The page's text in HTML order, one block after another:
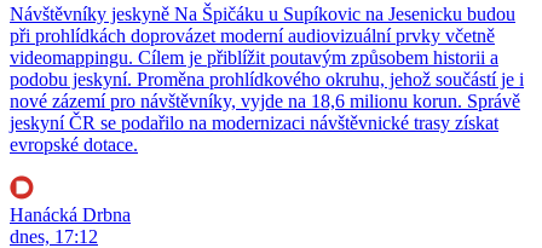
Návštěvníky jeskyně Na Špičáku u Supíkovic na Jesenicku budou
při prohlídkách doprovázet moderní audiovizuální prvky včetně
videomappingu. Cílem je přiblížit poutavým způsobem historii a
podobu jeskyní. Proměna prohlídkového okruhu, jehož součástí je i
nové zázemí pro návštěvníky, vyjde na 18,6 milionu korun. Správě
jeskyní ČR se podařilo na modernizaci návštěvnické trasy získat
evropské dotace.
Hanácká Drbna
dnes, 17:12